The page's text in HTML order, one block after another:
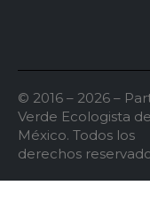
© 2016 – 2026 –
Verde Ecologista de
México. Todos los
derechos